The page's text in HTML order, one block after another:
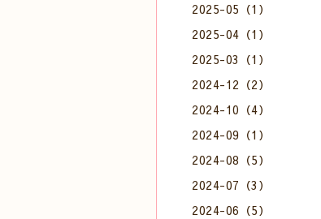
2025-05（1）
2025-04（1）
2025-03（1）
2024-12（2）
2024-10（4）
2024-09（1）
2024-08（5）
2024-07（3）
2024-06（5）